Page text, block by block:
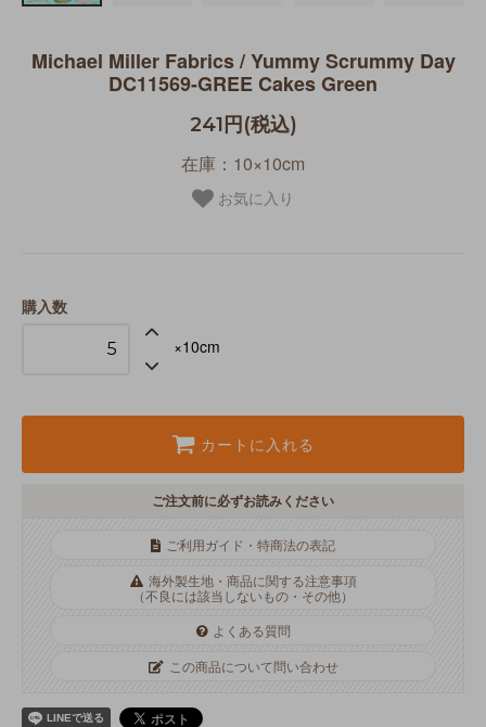
Michael Miller Fabrics / Yummy Scrummy Day
DC11569-GREE Cakes Green
241円(税込)
在庫：10×10cm
お気に入り
購入数
×10cm
カートに入れる
ご注文前に必ずお読みください
ご利用ガイド・特商法の表記
海外製生地・商品に関する注意事項
（不良には該当しないもの・その他）
よくある質問
この商品について問い合わせ